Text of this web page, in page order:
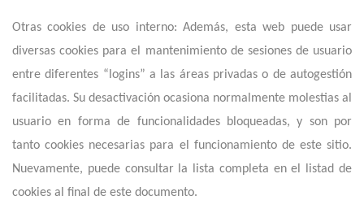
Otras cookies de uso interno: Además, esta web puede usar
diversas cookies para el mantenimiento de sesiones de usuario
entre diferentes “logins” a las áreas privadas o de autogestión
facilitadas. Su desactivación ocasiona normalmente molestias al
usuario en forma de funcionalidades bloqueadas, y son por
tanto cookies necesarias para el funcionamiento de este sitio.
Nuevamente, puede consultar la lista completa en el listad de
cookies al final de este documento.